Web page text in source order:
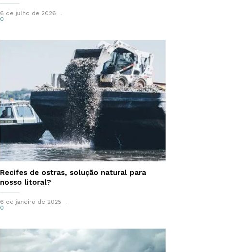
6 de julho de 2026
0
Recifes de ostras, solução natural para
nosso litoral?
6 de janeiro de 2025
0